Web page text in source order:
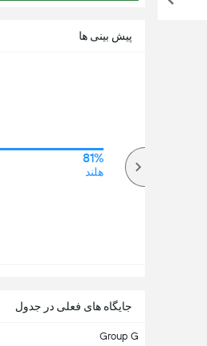
جایگاه های فعلی در جدول
Group G
پیش بینی ها
81%
هلند